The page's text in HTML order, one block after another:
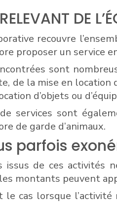
DE
recouvre
proposer un service
sont
de la mise en location
d’objets ou
services sont
de garde d’animaux.
parfois
issus de ces activités
montants peuvent
le cas lorsque